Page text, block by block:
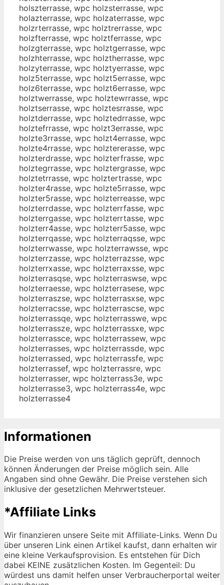
holszterrasse, wpc holzsterrasse, wpc
holazterrasse, wpc holzaterrasse, wpc
holzrterrasse, wpc holztrerrasse, wpc
holzfterrasse, wpc holztferrasse, wpc
holzgterrasse, wpc holztgerrasse, wpc
holzhterrasse, wpc holztherrasse, wpc
holzyterrasse, wpc holztyerrasse, wpc
holz5terrasse, wpc holzt5errasse, wpc
holz6terrasse, wpc holzt6errasse, wpc
holztwerrasse, wpc holztewrrasse, wpc
holztserrasse, wpc holztesrrasse, wpc
holztderrasse, wpc holztedrrasse, wpc
holztefrrasse, wpc holzt3errasse, wpc
holzte3rrasse, wpc holzt4errasse, wpc
holzte4rrasse, wpc holztererasse, wpc
holzterdrasse, wpc holzterfrasse, wpc
holztegrrasse, wpc holztergrasse, wpc
holztetrrasse, wpc holztertrasse, wpc
holzter4rasse, wpc holzte5rrasse, wpc
holzter5rasse, wpc holzterreasse, wpc
holzterrdasse, wpc holzterrfasse, wpc
holzterrgasse, wpc holzterrtasse, wpc
holzterr4asse, wpc holzterr5asse, wpc
holzterrqasse, wpc holzterraqsse, wpc
holzterrwasse, wpc holzterrawsse, wpc
holzterrzasse, wpc holzterrazsse, wpc
holzterrxasse, wpc holzterraxsse, wpc
holzterrasqse, wpc holzterraswse, wpc
holzterraesse, wpc holzterrasese, wpc
holzterraszse, wpc holzterrasxse, wpc
holzterracsse, wpc holzterrascse, wpc
holzterrassqe, wpc holzterrasswe, wpc
holzterrassze, wpc holzterrassxe, wpc
holzterrassce, wpc holzterrassew, wpc
holzterrasses, wpc holzterrassde, wpc
holzterrassed, wpc holzterrassfe, wpc
holzterrassef, wpc holzterrassre, wpc
holzterrasser, wpc holzterrass3e, wpc
holzterrasse3, wpc holzterrass4e, wpc
holzterrasse4
Informationen
Die Preise werden von uns täglich geprüft, dennoch
können Änderungen der Preise möglich sein. Alle
Angaben sind ohne Gewähr. Die Preise verstehen sich
inklusive der gesetzlichen Mehrwertsteuer.
*Affiliate Links
Wir finanzieren unsere Seite mit Affiliate-Links. Wenn Du
über unseren Link einen Artikel kaufst, dann erhalten wir
eine kleine Verkaufsprovision. Es entstehen für Dich
dabei KEINE zusätzlichen Kosten. Im Gegenteil: Du
würdest uns damit helfen unser Verbraucherportal weiter